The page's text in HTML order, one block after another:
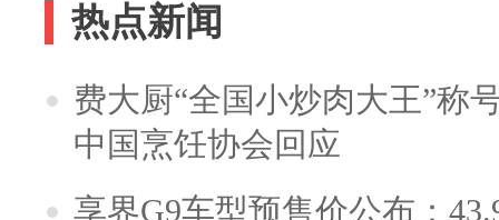
热点新闻
费大厨“全国小炒肉大王”称
中国烹饪协会回应
享界G9车型预售价公布：